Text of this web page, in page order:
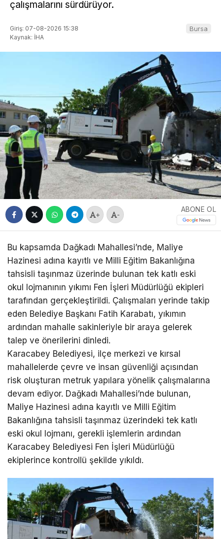
çalışmalarını sürdürüyor.
Giriş: 07-08-2026 15:38
Kaynak: İHA
Bursa
+ -
ABONE OL
Bu kapsamda Dağkadı Mahallesi’nde, Maliye
Hazinesi adına kayıtlı ve Milli Eğitim Bakanlığına
tahsisli taşınmaz üzerinde bulunan tek katlı eski
okul lojmanının yıkımı Fen İşleri Müdürlüğü ekipleri
tarafından gerçekleştirildi. Çalışmaları yerinde takip
eden Belediye Başkanı Fatih Karabatı, yıkımın
ardından mahalle sakinleriyle bir araya gelerek
talep ve önerilerini dinledi.
Karacabey Belediyesi, ilçe merkezi ve kırsal
mahallelerde çevre ve insan güvenliği açısından
risk oluşturan metruk yapılara yönelik çalışmalarına
devam ediyor. Dağkadı Mahallesi’nde bulunan,
Maliye Hazinesi adına kayıtlı ve Milli Eğitim
Bakanlığına tahsisli taşınmaz üzerindeki tek katlı
eski okul lojmanı, gerekli işlemlerin ardından
Karacabey Belediyesi Fen İşleri Müdürlüğü
ekiplerince kontrollü şekilde yıkıldı.